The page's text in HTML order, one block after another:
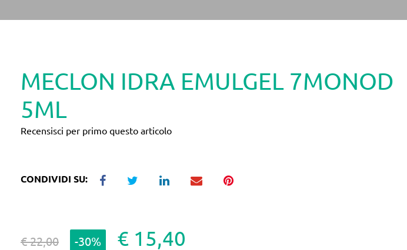
MECLON IDRA EMULGEL 7MONOD
5ML
Recensisci per primo questo articolo
CONDIVIDI SU:
€ 22,00 -30% € 15,40